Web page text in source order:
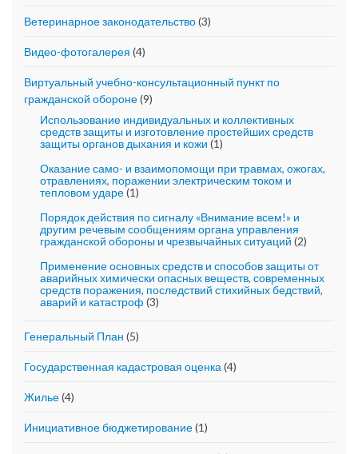
Ветеринарное законодательство(3)
Видео-фотогалерея (4)
Виртуальный учебно-консультационный пункт по
гражданской обороне(9)
Использование индивидуальных и коллективных
средств защиты и изготовление простейших средств
защиты органов дыхания и кожи (1)
Оказание само- и взаимопомощи при травмах, ожогах,
отравлениях, поражении электрическим током и
тепловом ударе(1)
Порядок действия по сигналу «Внимание всем!» и
другим речевым сообщениям органа управления
гражданской обороны и чрезвычайных ситуаций (2)
Применение основных средств и способов защиты от
аварийных химически опасных веществ, современных
средств поражения, последствий стихийных бедствий,
аварий и катастроф (3)
Генеральный План (5)
Государственная кадастровая оценка(4)
Жилье(4)
Инициативное бюджетирование(1)